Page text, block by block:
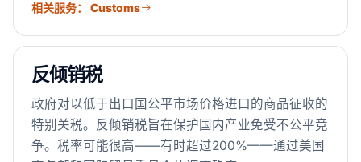
相关服务： Customs
反倾销税
政府对以低于出口国公平市场价格进口的商品征收的
特别关税。反倾销税旨在保护国内产业免受不公平竞
争。税率可能很高——有时超过200%——通过美国